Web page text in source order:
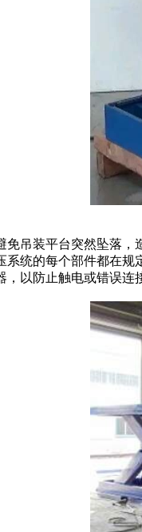
吊装平台突然坠落，
统的每个部件都在规
以防止触电或错误连